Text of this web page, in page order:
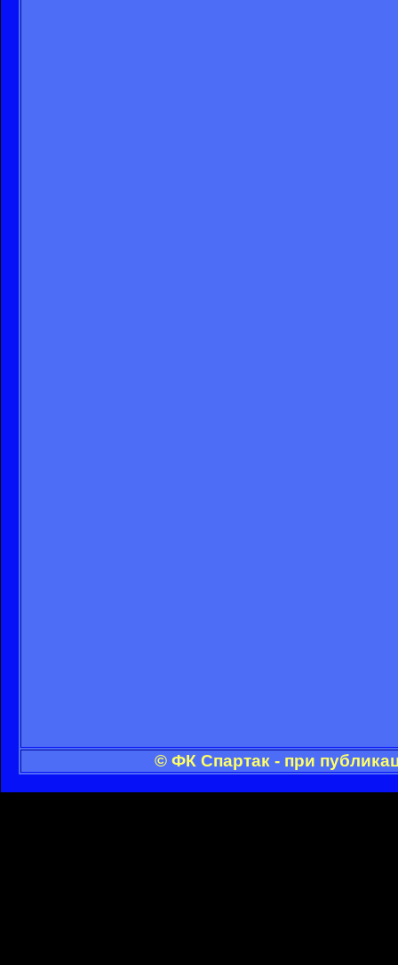
© ФК Спартак - при